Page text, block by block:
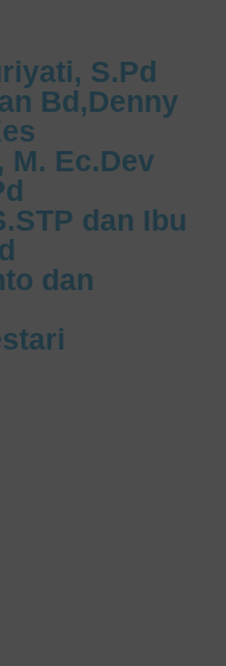
S.Pd
Bd,Denny
M. Ec.Dev
dan Ibu
dan